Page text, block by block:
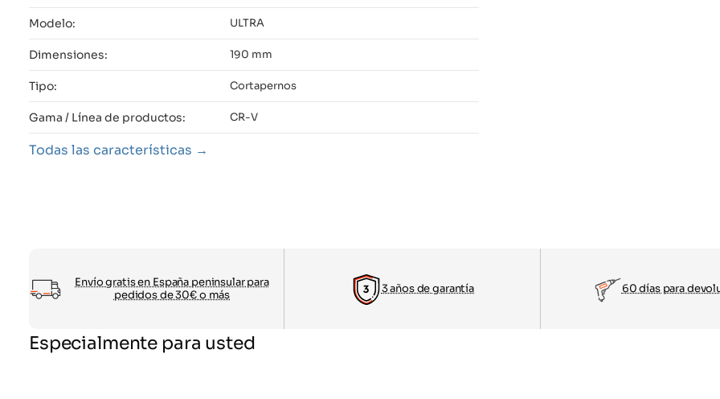
Modelo: ULTRA
Dimensiones: 190 mm
Tipo: Cortapernos
Gama / Línea de productos: CR-V
Todas las características
Envío gratis en España peninsular para
pedidos de 30€ o más
3 años de garantía 60 días para
Especialmente para usted